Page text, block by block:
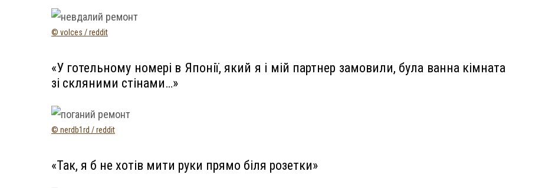
© volces / reddit
«У готельному номері в Японії, який я і мій партнер замовили, була ванна кімната
зі скляними стінами…»
© nerdb1rd / reddit
«Так, я б не хотів мити руки прямо біля розетки»